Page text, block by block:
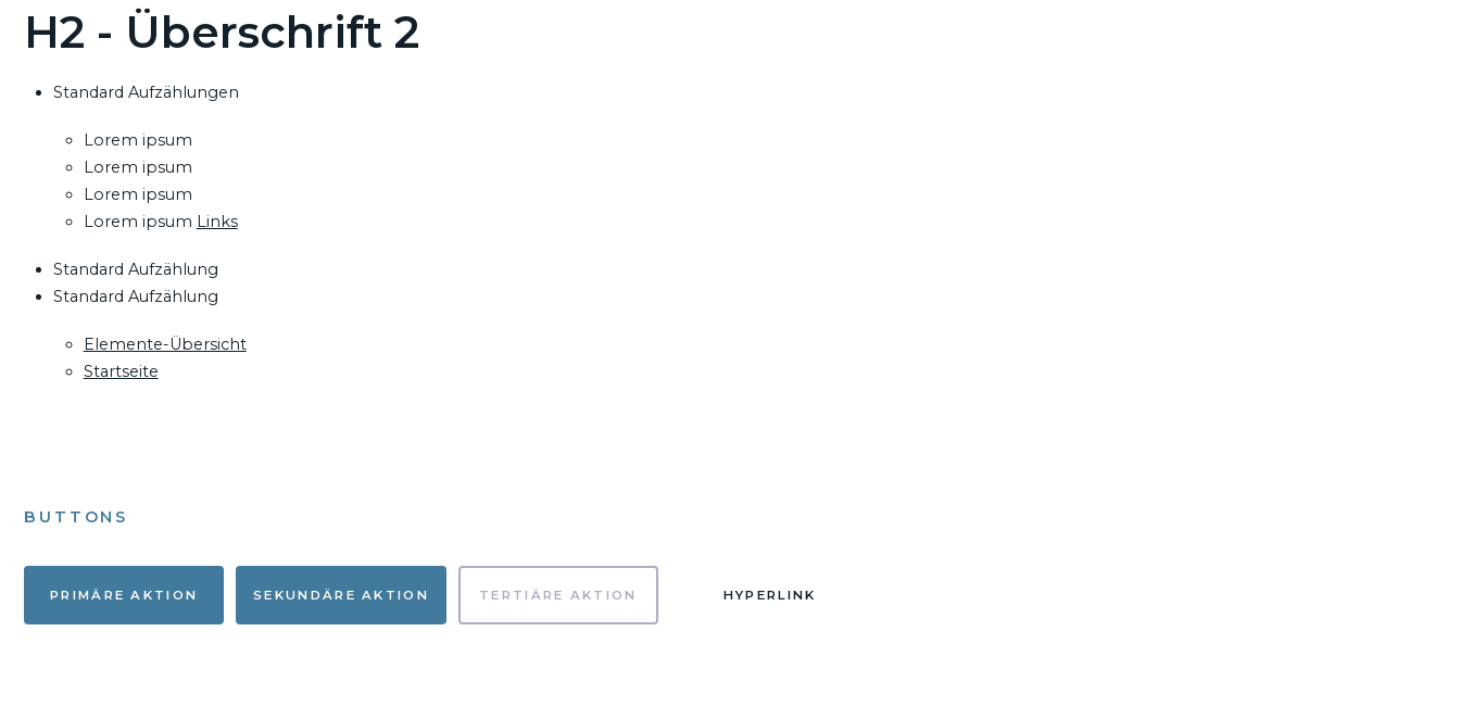
H2 - Überschrift 2
Standard Aufzählungen
Lorem ipsum
Lorem ipsum
Lorem ipsum
Lorem ipsum Links
Standard Aufzählung
Standard Aufzählung
Elemente-Übersicht
Startseite
BUTTONS
PRIMÄRE AKTION SEKUNDÄRE AKTION TERTIÄRE AKTION HYPERLINK